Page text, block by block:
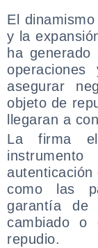
El
y la
ha
asegurar
objeto de
llegaran a
La firma
como las
garantía
cambiado o
repudio.